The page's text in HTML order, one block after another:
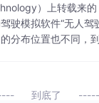
）上转载来
驶模拟软件“无人驾
分布位置也不同，
到底了